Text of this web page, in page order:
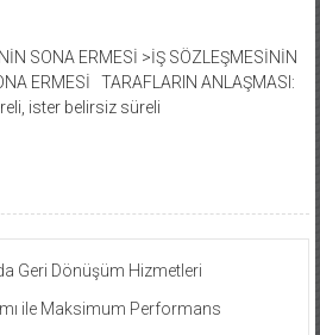
SONA ERMESİ >İŞ SÖZLEŞMESİNİN
ERMESİ TARAFLARIN ANLAŞMASI:
ister belirsiz süreli
Geri Dönüşüm Hizmetleri
ile Maksimum Performans